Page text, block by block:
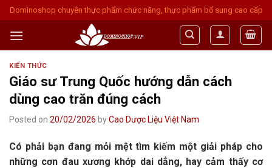
Skip
to
content
Dominoshop chuyên thực phẩm chức năng, thực phẩm bổ sung cao cấp
KIẾN THỨC
Giáo sư Trung Quốc hướng dẫn cách
dùng cao trăn đúng cách
Posted on 20/02/2026 byCao Dược Liệu Việt Nam
Có phải bạn đang mỏi mệt tìm kiếm một giải pháp cho
những cơn đau xương khớp dai dẳng, hay cảm thấy cơ